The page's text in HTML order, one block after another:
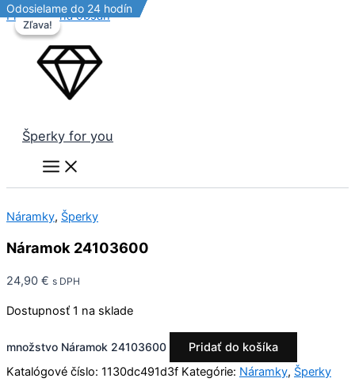
Preskočiť na obsah
Šperky for you
Náramky, Šperky
Náramok 24103600
24,90 € s DPH
Dostupnosť 1 na sklade
množstvo Náramok 24103600
Pridať do košíka
Katalógové číslo: 1130dc491d3f Kategórie: Náramky, Šperky
Odosielame do 24 hodín
Zľava!
Odosielame do 24 hodín
Zľava!
Odosielame do 24 hodín